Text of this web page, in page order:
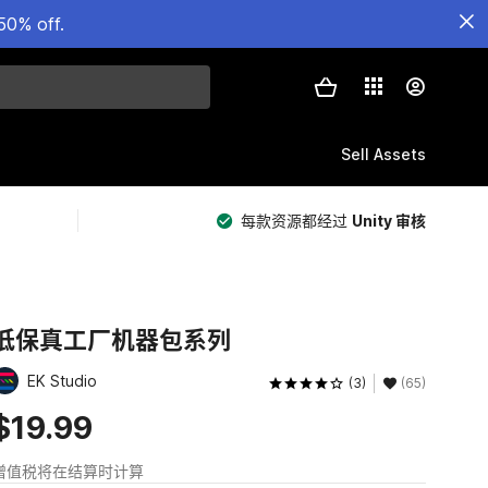
off.
Sell Assets
每款资源都经过 Unity 审核
保真工厂机器包系列
EK Studio (3) (65)
值税将在结算时计算